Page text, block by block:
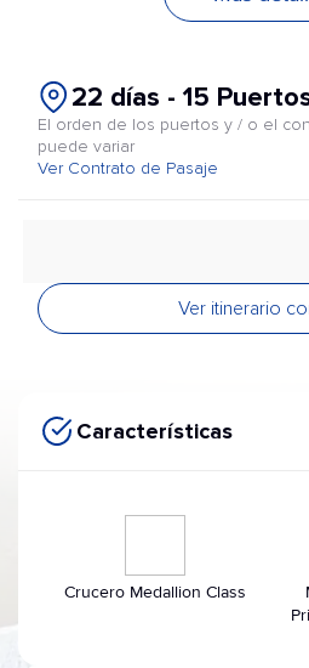
22 días - 15
El orden de los puertos y / o el
puede variar
Ver Contrato de Pasaje
Ver itinerario
Características
Crucero Medallion Class